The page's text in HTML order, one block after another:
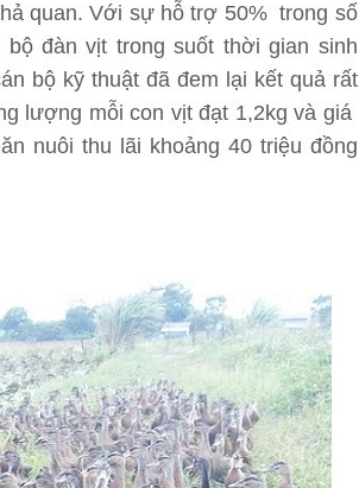
quan. Với sự hỗ trợ 50% trong số
đàn vịt trong suốt thời gian sinh
bộ kỹ thuật đã đem lại kết quả rất
lượng mỗi con vịt đạt 1,2kg và giá
nuôi thu lãi khoảng 40 triệu đồng